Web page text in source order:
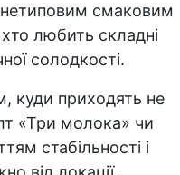
нетиповим смаковим
любить складні
солодкості.
куди приходять не
«Три молока» чи
стабільності і